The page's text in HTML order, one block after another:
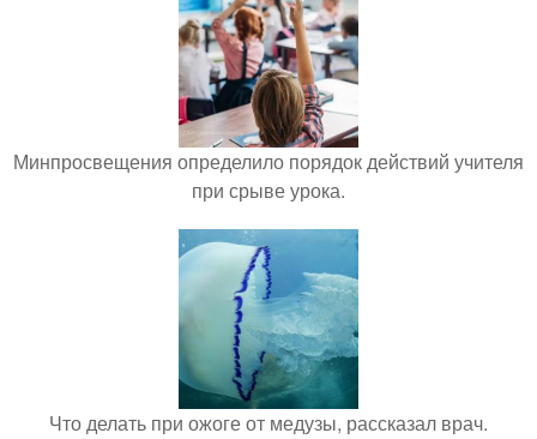
Минпросвещения определило порядок действий учителя
при срыве урока.
Что делать при ожоге от медузы, рассказал врач.